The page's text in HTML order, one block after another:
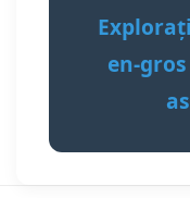
en-